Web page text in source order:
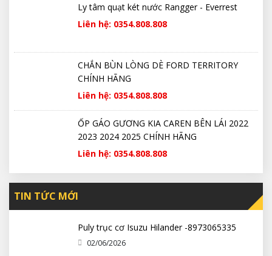
Ly tâm quạt két nước Rangger - Everrest
Liên hệ: 0354.808.808
CHẮN BÙN LÒNG DÈ FORD TERRITORY
CHÍNH HÃNG
Liên hệ: 0354.808.808
ỐP GÁO GƯƠNG KIA CAREN BÊN LÁI 2022
2023 2024 2025 CHÍNH HÃNG
Liên hệ: 0354.808.808
TIN TỨC MỚI
Puly trục cơ Isuzu Hilander -8973065335
02/06/2026